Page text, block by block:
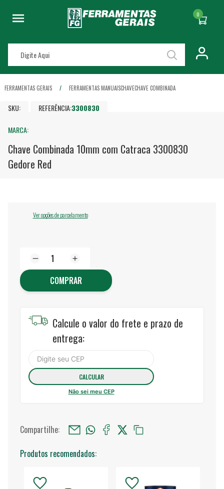
0
FERRAMENTAS GERAIS FERRAMENTAS MANUAISCHAVECHAVE COMBINADA
SKU: REFERÊNCIA:3300830
MARCA:
Chave Combinada 10mm com Catraca 3300830
Gedore Red
Ver opções de parcelamento
COMPRAR
Calcule o valor do frete e prazo de
entrega:
Não sei meu CEP
Compartilhe:
Produtos recomendados: